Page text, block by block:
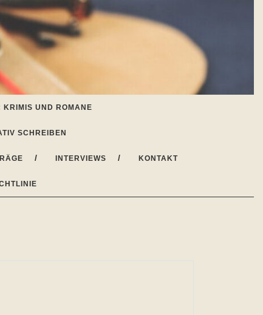
KRIMIS UND ROMANE
SCHREIBEN
INTERVIEWS KONTAKT